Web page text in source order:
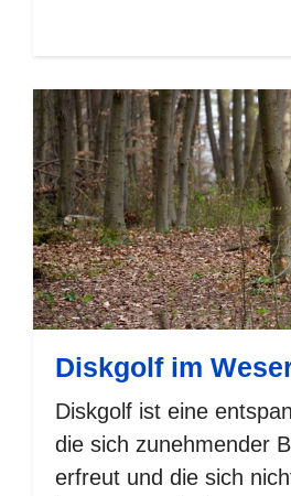
Diskgolf im
Diskgolf ist eine
die sich zunehmender
erfreut und die sich